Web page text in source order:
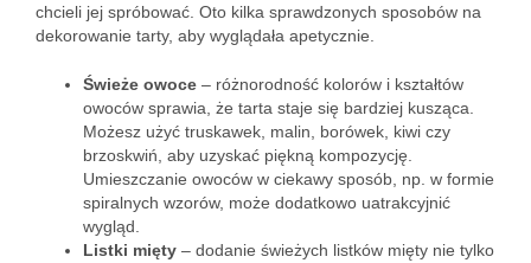
chcieli jej spróbować. Oto kilka sprawdzonych sposobów na
dekorowanie tarty, aby wyglądała apetycznie.
Świeże owoce – różnorodność kolorów i kształtów
owoców sprawia, że tarta staje się bardziej kusząca.
Możesz użyć truskawek, malin, borówek, kiwi czy
brzoskwiń, aby uzyskać piękną kompozycję.
Umieszczanie owoców w ciekawy sposób, np. w formie
spiralnych wzorów, może dodatkowo uatrakcyjnić
wygląd.
Listki mięty – dodanie świeżych listków mięty nie tylko